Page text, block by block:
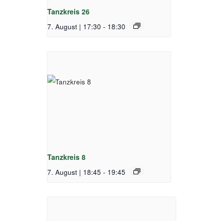
Tanzkreis 26
7. August | 17:30 - 18:30
Tanzkreis 8
7. August | 18:45 - 19:45